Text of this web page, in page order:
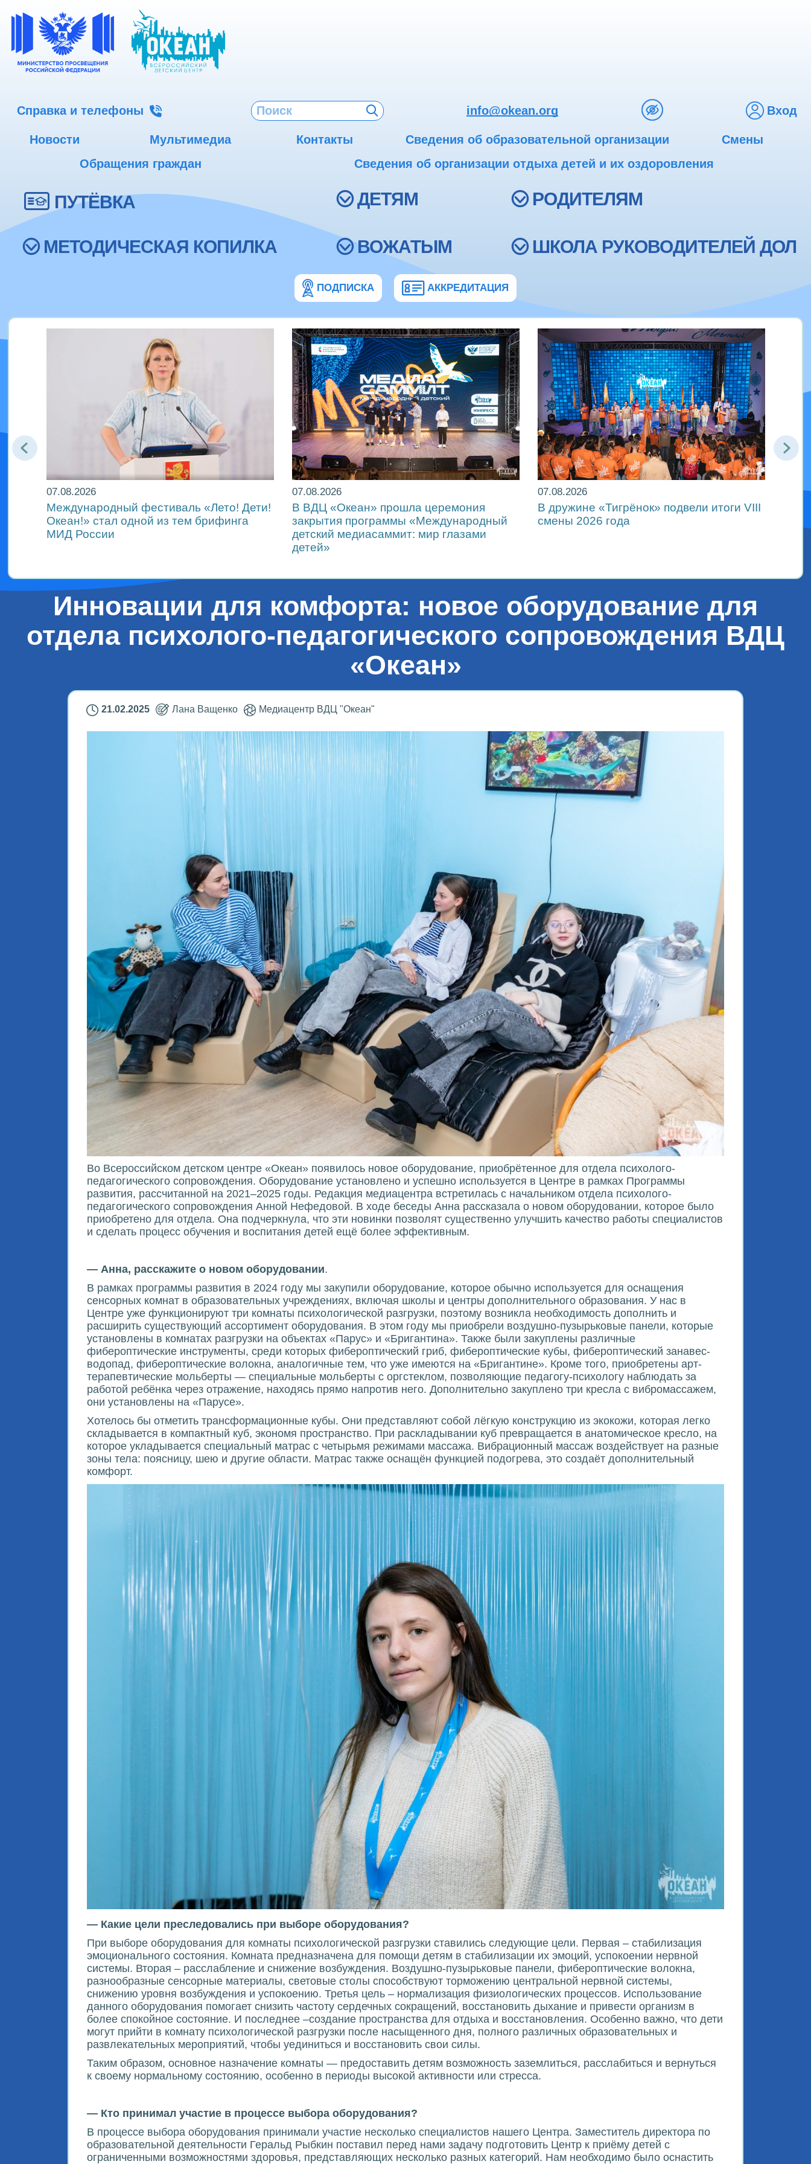
Справка и телефоны info@okean.org Вход
Новости Мультимедиа Контакты Сведения об образовательной организации
Смены
Обращения граждан
Сведения об организации отдыха детей и их оздоровления
ПУТЁВКА ДЕТЯМ РОДИТЕЛЯМ
МЕТОДИЧЕСКАЯ КОПИЛКА ВОЖАТЫМ ШКОЛА РУКОВОДИТЕЛЕЙ ДОЛ
ПОДПИСКА АККРЕДИТАЦИЯ
07.08.2026
Международный фестиваль «Лето! Дети!
Океан!» стал одной из тем брифинга
МИД России
07.08.2026
В ВДЦ «Океан» прошла церемония
закрытия программы «Международный
детский медиасаммит: мир глазами
детей»
07.08.2026
В дружине «Тигрёнок» подвели итоги VIII
смены 2026 года
Инновации для комфорта: новое оборудование для
отдела психолого-педагогического сопровождения ВДЦ
«Океан»
21.02.2025 Лана Ващенко Медиацентр ВДЦ "Океан"
Во Всероссийском детском центре «Океан» появилось новое оборудование, приобрётенное для отдела психолого-
педагогического сопровождения. Оборудование установлено и успешно используется в Центре в рамках Программы
развития, рассчитанной на 2021–2025 годы. Редакция медиацентра встретилась с начальником отдела психолого-
педагогического сопровождения Анной Нефедовой. В ходе беседы Анна рассказала о новом оборудовании, которое было
приобретено для отдела. Она подчеркнула, что эти новинки позволят существенно улучшить качество работы специалистов
и сделать процесс обучения и воспитания детей ещё более эффективным.
— Анна, расскажите о новом оборудовании.
В рамках программы развития в 2024 году мы закупили оборудование, которое обычно используется для оснащения
сенсорных комнат в образовательных учреждениях, включая школы и центры дополнительного образования. У нас в
Центре уже функционируют три комнаты психологической разгрузки, поэтому возникла необходимость дополнить и
расширить существующий ассортимент оборудования. В этом году мы приобрели воздушно-пузырьковые панели, которые
установлены в комнатах разгрузки на объектах «Парус» и «Бригантина». Также были закуплены различные
фибероптические инструменты, среди которых фибероптический гриб, фибероптические кубы, фибероптический занавес-
водопад, фибероптические волокна, аналогичные тем, что уже имеются на «Бригантине». Кроме того, приобретены арт-
терапевтические мольберты — специальные мольберты с оргстеклом, позволяющие педагогу-психологу наблюдать за
работой ребёнка через отражение, находясь прямо напротив него. Дополнительно закуплено три кресла с вибромассажем,
они установлены на «Парусе».
Хотелось бы отметить трансформационные кубы. Они представляют собой лёгкую конструкцию из экокожи, которая легко
складывается в компактный куб, экономя пространство. При раскладывании куб превращается в анатомическое кресло, на
которое укладывается специальный матрас с четырьмя режимами массажа. Вибрационный массаж воздействует на разные
зоны тела: поясницу, шею и другие области. Матрас также оснащён функцией подогрева, это создаёт дополнительный
комфорт.
— Какие цели преследовались при выборе оборудования?
При выборе оборудования для комнаты психологической разгрузки ставились следующие цели. Первая – стабилизация
эмоционального состояния. Комната предназначена для помощи детям в стабилизации их эмоций, успокоении нервной
системы. Вторая – расслабление и снижение возбуждения. Воздушно-пузырьковые панели, фибероптические волокна,
разнообразные сенсорные материалы, световые столы способствуют торможению центральной нервной системы,
снижению уровня возбуждения и успокоению. Третья цель – нормализация физиологических процессов. Использование
данного оборудования помогает снизить частоту сердечных сокращений, восстановить дыхание и привести организм в
более спокойное состояние. И последнее –создание пространства для отдыха и восстановления. Особенно важно, что дети
могут прийти в комнату психологической разгрузки после насыщенного дня, полного различных образовательных и
развлекательных мероприятий, чтобы уединиться и восстановить свои силы.
Таким образом, основное назначение комнаты — предоставить детям возможность заземлиться, расслабиться и вернуться
к своему нормальному состоянию, особенно в периоды высокой активности или стресса.
— Кто принимал участие в процессе выбора оборудования?
В процессе выбора оборудования принимали участие несколько специалистов нашего Центра. Заместитель директора по
образовательной деятельности Геральд Рыбкин поставил перед нами задачу подготовить Центр к приёму детей с
ограниченными возможностями здоровья, представляющих несколько разных категорий. Нам необходимо было оснастить